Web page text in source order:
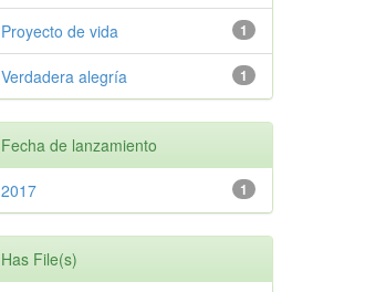
1
Proyecto de vida
1
Verdadera alegría
Fecha de lanzamiento
1
2017
Has File(s)